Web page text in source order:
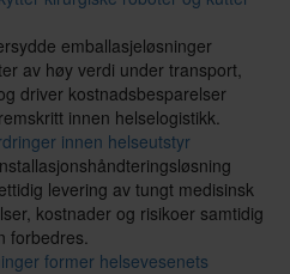
emballasjeløsninger
av høy verdi under transport,
driver kostnadsbesparelser
innen helselogistikk.
innen helseutstyr
levering av tungt medisinsk
kostnader og risikoer samtidig
forbedres.
former helsevesenets